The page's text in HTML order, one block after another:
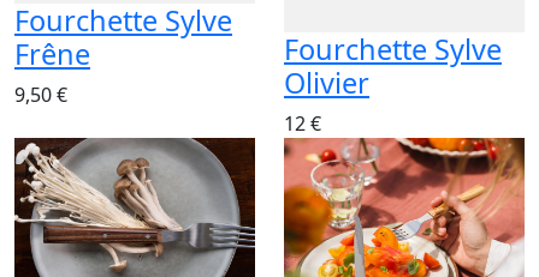
Fourchette Sylve
Frêne
9,50 €
Fourchette Sylve
Olivier
12 €